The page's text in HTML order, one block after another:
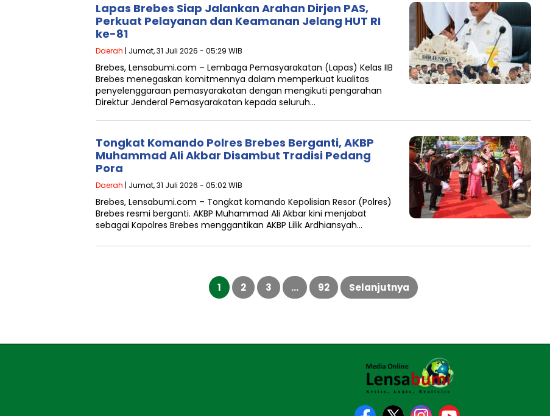
Lapas Brebes Siap Jalankan Arahan Dirjen PAS,
Perkuat Pelayanan dan Keamanan Jelang HUT RI
ke-81
Daerah | Jumat, 31 Juli 2026 - 05:29 WIB
Brebes, Lensabumi.com – Lembaga Pemasyarakatan (Lapas) Kelas IIB
Brebes menegaskan komitmennya dalam memperkuat kualitas
penyelenggaraan pemasyarakatan dengan mengikuti pengarahan
Direktur Jenderal Pemasyarakatan kepada seluruh…
Tongkat Komando Polres Brebes Berganti, AKBP
Muhammad Ali Akbar Disambut Tradisi Pedang
Pora
Daerah | Jumat, 31 Juli 2026 - 05:02 WIB
Brebes, Lensabumi.com – Tongkat komando Kepolisian Resor (Polres)
Brebes resmi berganti. AKBP Muhammad Ali Akbar kini menjabat
sebagai Kapolres Brebes menggantikan AKBP Lilik Ardhiansyah…
1 2 3 … 92 Selanjutnya